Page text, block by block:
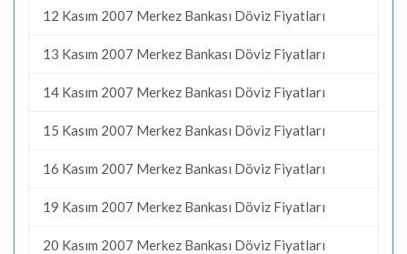
12 Kasım 2007 Merkez Bankası Döviz Fiyatları
13 Kasım 2007 Merkez Bankası Döviz Fiyatları
14 Kasım 2007 Merkez Bankası Döviz Fiyatları
15 Kasım 2007 Merkez Bankası Döviz Fiyatları
16 Kasım 2007 Merkez Bankası Döviz Fiyatları
19 Kasım 2007 Merkez Bankası Döviz Fiyatları
20 Kasım 2007 Merkez Bankası Döviz Fiyatları